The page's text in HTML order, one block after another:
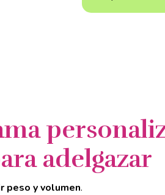
adelgazar
peso y volumen.